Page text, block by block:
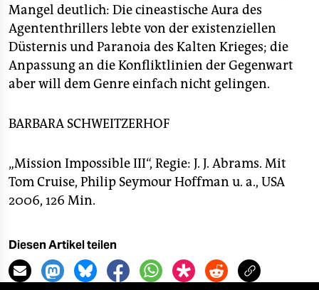
Mangel deutlich: Die cineastische Aura des
Agententhrillers lebte von der existenziellen
Düsternis und Paranoia des Kalten Krieges; die
Anpassung an die Konfliktlinien der Gegenwart
aber will dem Genre einfach nicht gelingen.
BARBARA SCHWEITZERHOF
„Mission Impossible III“, Regie: J. J. Abrams. Mit
Tom Cruise, Philip Seymour Hoffman u. a., USA
2006, 126 Min.
Diesen Artikel teilen